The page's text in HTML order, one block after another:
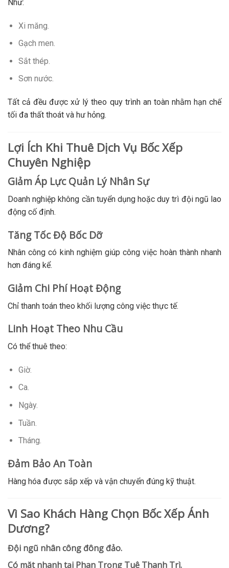
Như:
Xi măng.
Gạch men.
Sắt thép.
Sơn nước.
Tất cả đều được xử lý theo quy trình an toàn nhằm hạn chế
tối đa thất thoát và hư hỏng.
Lợi Ích Khi Thuê Dịch Vụ Bốc Xếp
Chuyên Nghiệp
Giảm Áp Lực Quản Lý Nhân Sự
Doanh nghiệp không cần tuyển dụng hoặc duy trì đội ngũ lao
động cố định.
Tăng Tốc Độ Bốc Dỡ
Nhân công có kinh nghiệm giúp công việc hoàn thành nhanh
hơn đáng kể.
Giảm Chi Phí Hoạt Động
Chỉ thanh toán theo khối lượng công việc thực tế.
Linh Hoạt Theo Nhu Cầu
Có thể thuê theo:
Giờ.
Ca.
Ngày.
Tuần.
Tháng.
Đảm Bảo An Toàn
Hàng hóa được sắp xếp và vận chuyển đúng kỹ thuật.
Vì Sao Khách Hàng Chọn Bốc Xếp Ánh
Dương?
Đội ngũ nhân công đông đảo.
Có mặt nhanh tại Phan Trọng Tuệ Thanh Trì.